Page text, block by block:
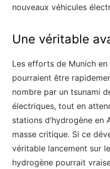
nouveaux véhicules
Une véritable
Les efforts de Munich en
pourraient être
nombre par un tsunami
électriques, tout en
stations d’hydrogène en
masse critique. Si ce
véritable lancement sur
hydrogène pourrait